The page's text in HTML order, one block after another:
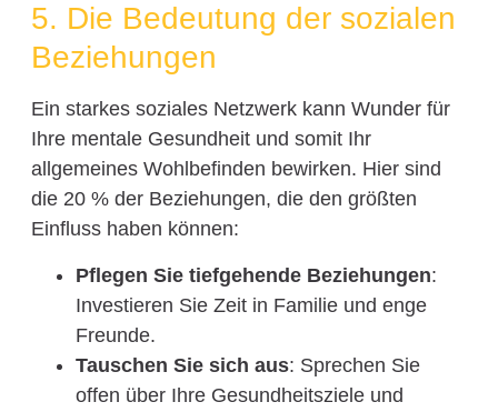
5. Die Bedeutung der sozialen
Beziehungen
Ein starkes soziales Netzwerk kann Wunder für
Ihre mentale Gesundheit und somit Ihr
allgemeines Wohlbefinden bewirken. Hier sind
die 20 % der Beziehungen, die den größten
Einfluss haben können:
Pflegen Sie tiefgehende Beziehungen:
Investieren Sie Zeit in Familie und enge
Freunde.
Tauschen Sie sich aus: Sprechen Sie
offen über Ihre Gesundheitsziele und